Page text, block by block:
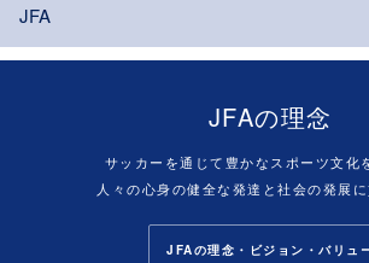
JFA
JFAの理念
サッカーを通じて豊かなスポーツ文化
人々の心身の健全な発達と社会の発展に
JFAの理念・ビジョン・バリュ